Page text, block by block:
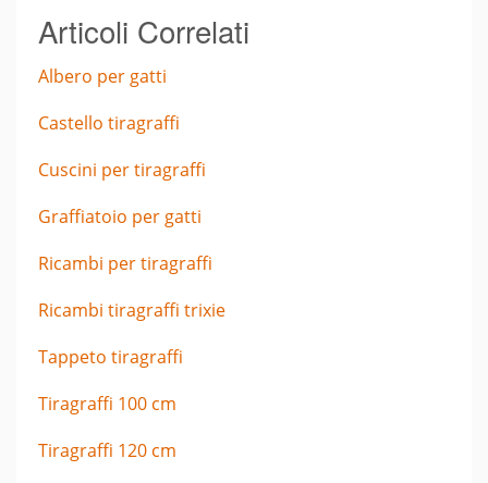
Articoli Correlati
Albero per gatti
Castello tiragraffi
Cuscini per tiragraffi
Graffiatoio per gatti
Ricambi per tiragraffi
Ricambi tiragraffi trixie
Tappeto tiragraffi
Tiragraffi 100 cm
Tiragraffi 120 cm